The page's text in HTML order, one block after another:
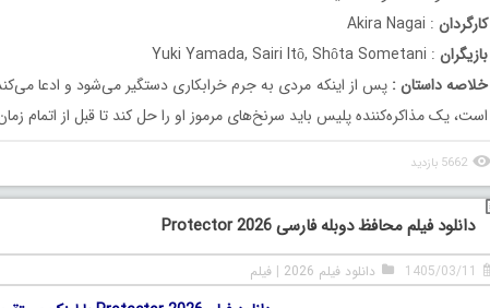
کارگردان : Akira Nagai
بازیگران : Yuki Yamada, Sairi Itô, Shôta Sometani
خلاصه داستان : پس از اینکه مردی به جرم خرابکاری دستگیر می‌شود و ادعا
است، یک مذاکره‌کننده پلیس باید سرنخ‌های مرموز او را حل کند تا قبل از اتمام
5662 بازدید
دانلود فیلم محافظ دوبله فارسی Protector 2026
1405/03/11 دانلود فیلم 2026 | فیلم